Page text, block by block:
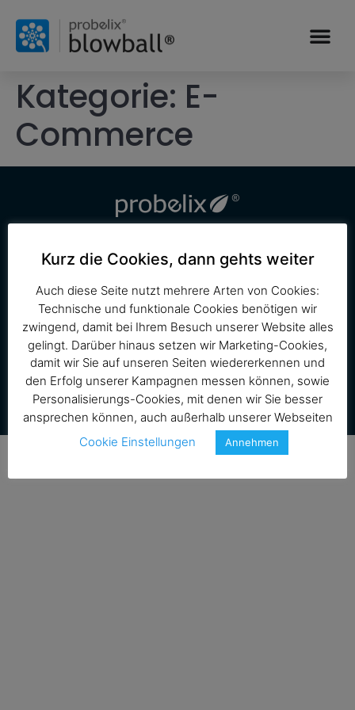
Kategorie: E-
Commerce
Funktionen
CRM
PIM
DAM
Marketing
Ressourcen
Release Notes
Dokumentation
Über uns
Kontakt
Impressum
Datenschutz
Rechtliche Hinweise
Kurz die Cookies, dann gehts weiter
Auch diese Seite nutzt mehrere Arten von Cookies:
Technische und funktionale Cookies benötigen wir
zwingend, damit bei Ihrem Besuch unserer Website alles
gelingt. Darüber hinaus setzen wir Marketing-Cookies,
damit wir Sie auf unseren Seiten wiedererkennen und
den Erfolg unserer Kampagnen messen können, sowie
Personalisierungs-Cookies, mit denen wir Sie besser
ansprechen können, auch außerhalb unserer Webseiten
Cookie Einstellungen
Annehmen